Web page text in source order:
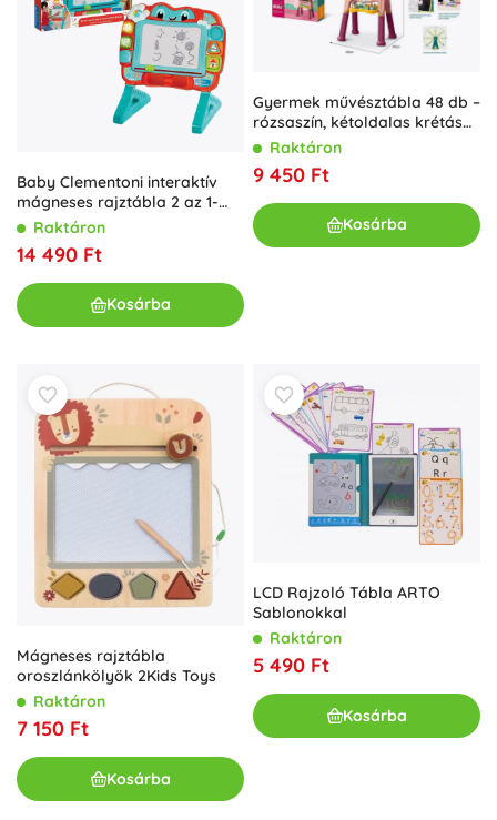
Baby Clementoni interaktív
mágneses rajztábla 2 az 1-
benRaktáron
14 490 Ft
Kosárba
Gyermek művésztábla 48 db –
rózsaszín, kétoldalas krétás
és mágneses
Raktáron
9 450 Ft
Kosárba
Mágneses rajztábla
oroszlánkölyök 2Kids Toys
Raktáron
7 150 Ft
Kosárba
LCD Rajzoló Tábla ARTO
Sablonokkal
Raktáron
5 490 Ft
Kosárba